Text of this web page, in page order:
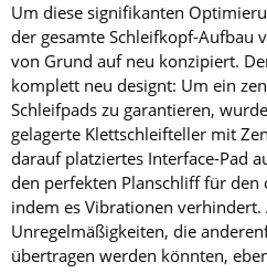
Um diese signifikanten
der gesamte Schleifkopf-Aufbau
von Grund auf neu konzipiert.
komplett neu designt: Um ein
Schleifpads zu garantieren,
gelagerte Klettschleifteller mit
darauf platziertes Interface-Pad
den perfekten Planschliff für den
indem es Vibrationen verhindert.
Unregelmäßigkeiten, die
übertragen werden könnten,